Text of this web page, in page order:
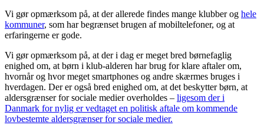
Vi gør opmærksom på, at der allerede findes mange klubber og hele
kommuner, som har begrænset brugen af mobiltelefoner, og at
erfaringerne er gode.
Vi gør opmærksom på, at der i dag er meget bred børnefaglig
enighed om, at børn i klub-alderen har brug for klare aftaler om,
hvornår og hvor meget smartphones og andre skærmes bruges i
hverdagen. Der er også bred enighed om, at det beskytter børn, at
aldersgrænser for sociale medier overholdes – ligesom der i
Danmark for nylig er vedtaget en politisk aftale om kommende
lovbestemte aldersgrænser for sociale medier.